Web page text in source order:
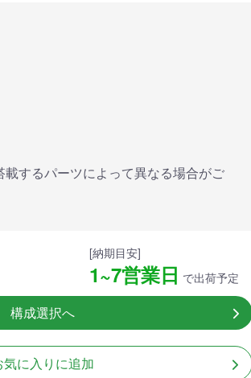
た
ドする
載。
が、パソコン内部の美しさ
するパーツによって異なる場合がご
[納期目安]
1~7営業日 で出荷予定
構成選択へ
気に入りに追加